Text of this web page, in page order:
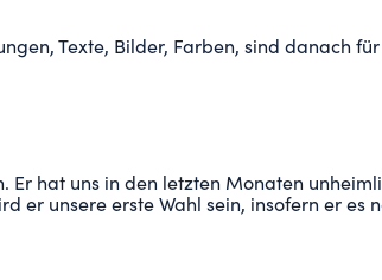
Texte, Bilder, Farben, sind danach
hat uns in den letzten Monaten
unsere erste Wahl sein, insofern er es